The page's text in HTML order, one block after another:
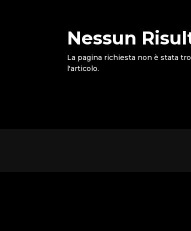
Nessun
La pagina richiesta non è stata
l'articolo.